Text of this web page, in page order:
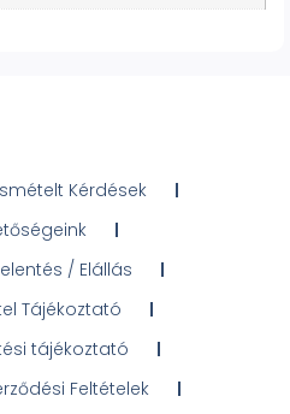
Kérdések
/ Elállás
Tájékoztató
tájékoztató
Feltételek